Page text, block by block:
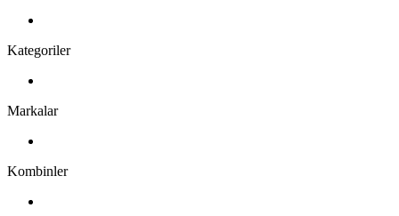
Kategoriler
Markalar
Kombinler